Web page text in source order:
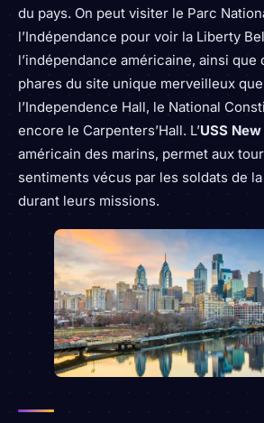
du pays. On peut visiter le Parc
l’Indépendance pour voir la Liberty
l’indépendance américaine, ainsi que
phares du site unique merveilleux
l’Independence Hall, le National
encore le Carpenters’Hall. L’USS
américain des marins, permet aux
sentiments vécus par les soldats de
durant leurs missions.